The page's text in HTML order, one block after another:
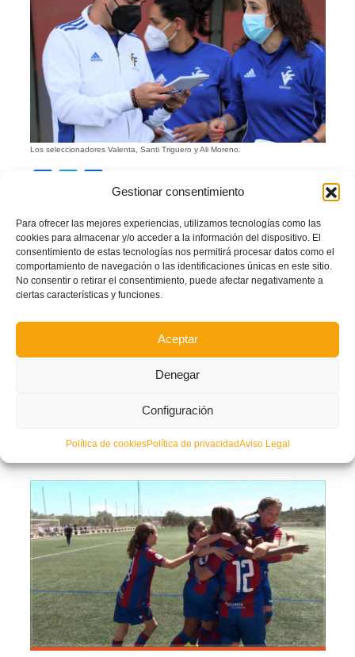
Gestionar consentimiento
Para ofrecer las mejores experiencias, utilizamos tecnologías como las
cookies para almacenar y/o acceder a la información del dispositivo. El
consentimiento de estas tecnologías nos permitirá procesar datos como el
comportamiento de navegación o las identificaciones únicas en este sitio.
No consentir o retirar el consentimiento, puede afectar negativamente a
ciertas características y funciones.
Aceptar
Denegar
Configuración
Política de cookiesPolítica de privacidadAviso Legal
Los seleccionadores Valenta, Santi Triguero y Ali Moreno.
PICASSENT SELECCIÓ VALENTA SUB15 SUB13
LEER MÁS
NOTICIAS SELECCIONES,NOTICIAS VALENTA
Levante y Valencia lucharán por la I Copa